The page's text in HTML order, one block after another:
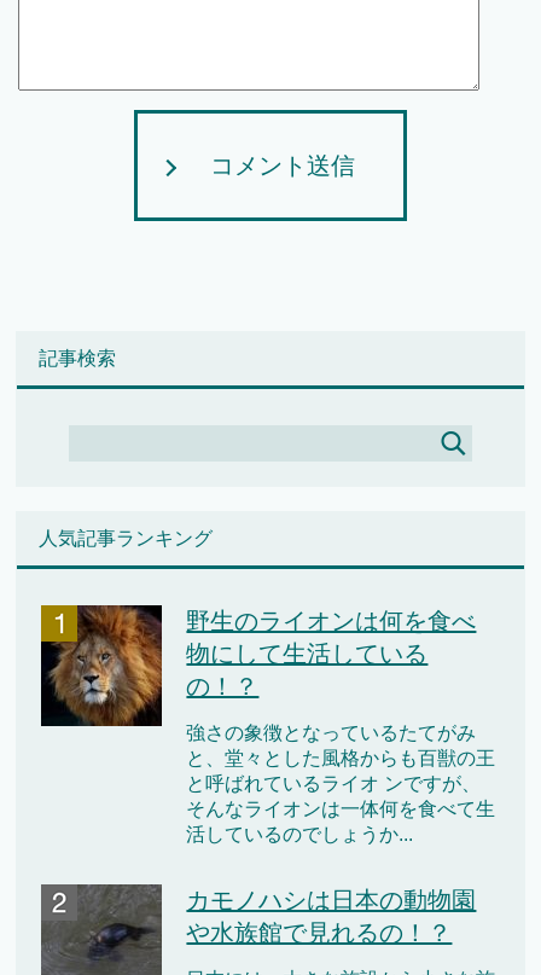
コメント送信
記事検索
人気記事ランキング
野生のライオンは何を食べ
物にして生活している
の！？
強さの象徴となっているたてがみ
と、堂々とした風格からも百獣の王
と呼ばれているライオ ンですが、
そんなライオンは一体何を食べて生
活しているのでしょうか...
カモノハシは日本の動物園
や水族館で見れるの！？